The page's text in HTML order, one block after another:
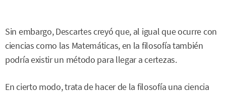
Sin embargo, Descartes creyó que, al igual que ocurre con
ciencias como las Matemáticas, en la filosofía también
podría existir un método para llegar a certezas.
En cierto modo, trata de hacer de la filosofía una ciencia